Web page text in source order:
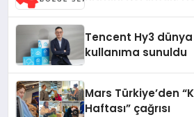
Tencent Hy3
kullanıma sunuldu
Mars Türkiye’den
Haftası” çağrısı